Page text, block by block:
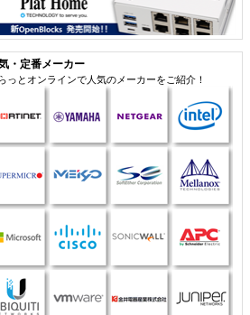
・定番メーカー
っとオンラインで人気のメーカーをご紹介！